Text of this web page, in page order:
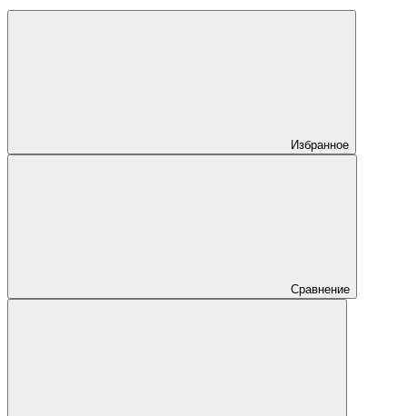
Избранное
Сравнение